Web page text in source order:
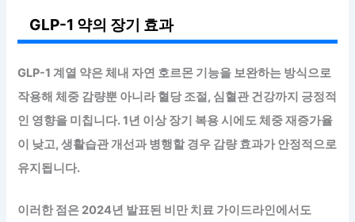
GLP-1 약의 장기 효과
GLP-1 계열 약은체내 자연 호르몬 기능을 보완하는 방식으로
작용해 체중 감량뿐 아니라 혈당 조절, 심혈관 건강까지 긍정적
인 영향을 미칩니다. 1년 이상 장기 복용 시에도 체중 재증가율
이 낮고, 생활습관 개선과 병행할 경우 감량 효과가 안정적으로
유지됩니다.
이러한 점은 2024년 발표된 비만 치료 가이드라인에서도